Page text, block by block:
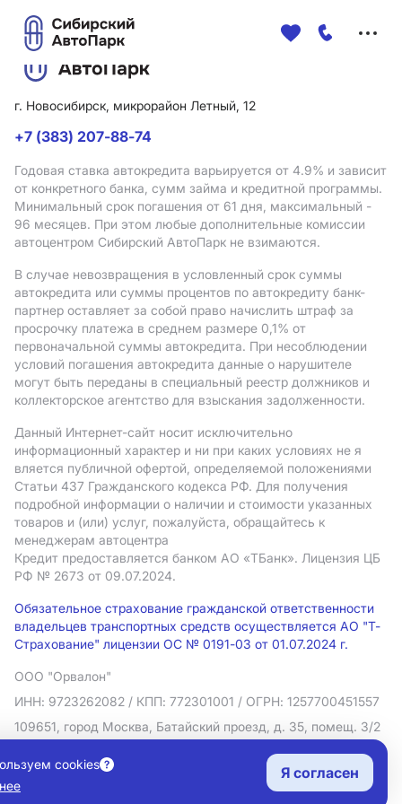
г. Новосибирск, микрорайон Летный, 12
+7 (383) 207-88-74
Годовая ставка автокредита варьируется от 4.9% и зависит
от конкретного банка, сумм займа и кредитной программы.
Минимальный срок погашения от 61 дня, максимальный -
96 месяцев. При этом любые дополнительные комиссии
автоцентром Сибирский АвтоПарк не взимаются.
В случае невозвращения в условленный срок суммы
автокредита или суммы процентов по автокредиту банк-
партнер оставляет за собой право начислить штраф за
просрочку платежа в среднем размере 0,1% от
первоначальной суммы автокредита. При несоблюдении
условий погашения автокредита данные о нарушителе
могут быть переданы в специальный реестр должников и
коллекторское агентство для взыскания задолженности.
Данный Интернет-сайт носит исключительно
информационный характер и ни при каких условиях не я
вляется публичной офертой, определяемой положениями
Статьи 437 Гражданского кодекса РФ. Для получения
подробной информации о наличии и стоимости указанных
товаров и (или) услуг, пожалуйста, обращайтесь к
менеджерам автоцентра
Кредит предоставляется банком АO «ТБанк». Лицензия ЦБ
РФ № 2673 от 09.07.2024.
Обязательное страхование гражданской ответственности
владельцев транспортных средств осуществляется АО "Т-
Страхование" лицензии ОС № 0191-03 от 01.07.2024 г.
ООО "Орвалон"
ИНН: 9723262082 / КПП: 772301001 / ОГРН: 1257700451557
109651, город Москва, Батайский проезд, д. 35, помещ. 3/2
Политика в отношении обработки персональных данных
Согласие на рекламную рассылку
Правовая информация
cookies
Я согласен